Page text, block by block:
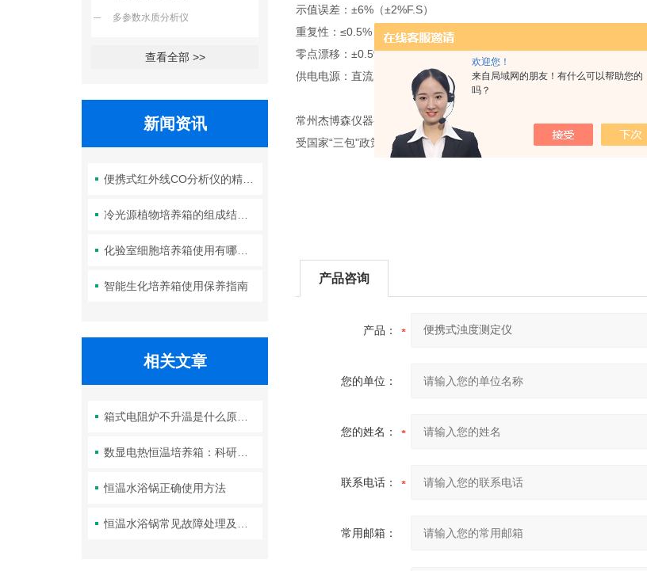
欢迎您！
来自局域网的朋友！有什么可以帮助您的
吗？
多参数水质分析仪
查看全部 >>
新闻资讯
便携式红外线CO分析仪的精度如何？
冷光源植物培养箱的组成结构及作用分析
化验室细胞培养箱使用有哪些要求？箱体清洁如何进行？
智能生化培养箱使用保养指南
相关文章
箱式电阻炉不升温是什么原因造成的
数显电热恒温培养箱：科研实验室里的精准温控中枢
恒温水浴锅正确使用方法
示值误差：±6%（±2%F.S）
重复性：≤0.5%
零点漂移：±0.5%F.S
供电电源：直流1.5V×5节AA碱性干电池 交流电源适配器220V/50Hz/
常州杰博森仪器有限公司专业生产恒温水槽、恒温油槽、恒温摇床、水
受国家“三包"政策“，1年免费维修，终身保修"的贴心服务，让您购买仪
产品咨询
产品：
您的单位：
您的姓名：
联系电话：
常用邮箱：